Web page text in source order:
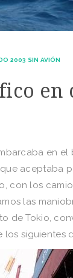
2003 SIN AVIÓN
en
en
aceptaba
con los
las
de Tokio,
siguientes